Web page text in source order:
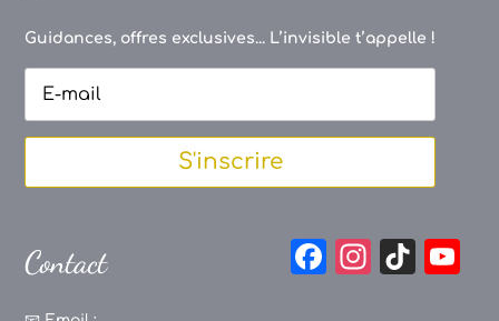
Guidances, offres exclusives... L’invisible t’appelle !
S'inscrire
Contact
F
In
Ti